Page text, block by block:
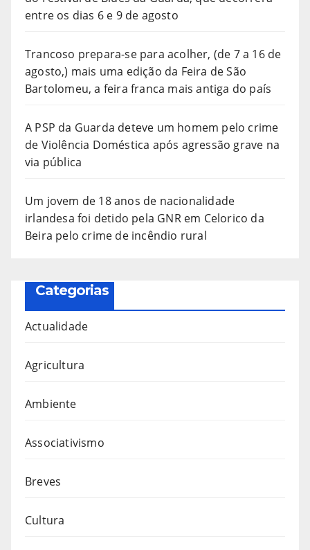
entre os dias 6 e 9 de agosto
Trancoso prepara-se para acolher, (de 7 a 16 de
agosto,) mais uma edição da Feira de São
Bartolomeu, a feira franca mais antiga do país
A PSP da Guarda deteve um homem pelo crime
de Violência Doméstica após agressão grave na
via pública
Um jovem de 18 anos de nacionalidade
irlandesa foi detido pela GNR em Celorico da
Beira pelo crime de incêndio rural
Categorias
Actualidade
Agricultura
Ambiente
Associativismo
Breves
Cultura